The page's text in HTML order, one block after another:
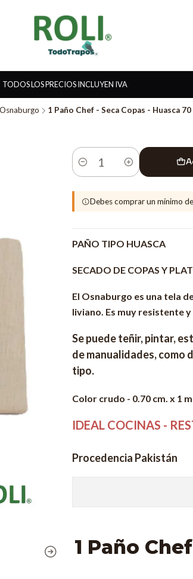
TODOS LOS PRECIOS INCLUYEN IVA
Osnaburgo 1 Paño Chef - Seca Copas - Huasca
Cantidad
Debes comprar un mínimo
PAÑO TIPO HUASCA
SECADO DE COPAS Y
El Osnaburgo es una tela
liviano. Es muy resistente
Se puede teñir, pintar,
de manualidades, como
tipo.
Color crudo - 0.70 cm. x 1
IDEAL COCINAS -
Procedencia Pakistán
1 Paño